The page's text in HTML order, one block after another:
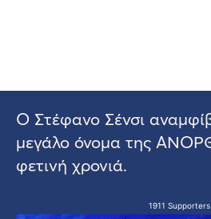
Ο Στέφανο Σένσι
μεγάλο όνομα της
φετινή χρονιά.
1911 Supporters